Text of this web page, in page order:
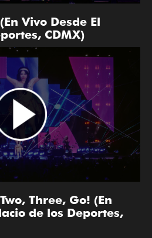
Vivo Desde El
CDMX)
Three, Go! (En
de los Deportes,